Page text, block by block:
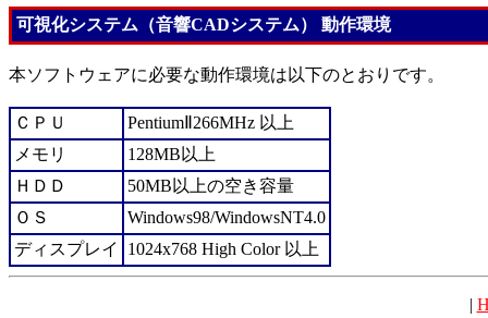
可視化システム（音響CADシステム） 動作環境
本ソフトウェアに必要な動作環境は以下のとおりです。
ＣＰＵ
PentiumⅡ266MHz 以上
メモリ
128MB以上
ＨＤＤ
50MB以上の空き容量
ＯＳ
Windows98/WindowsNT4.0
ディスプレイ
1024x768 High Color 以上
|